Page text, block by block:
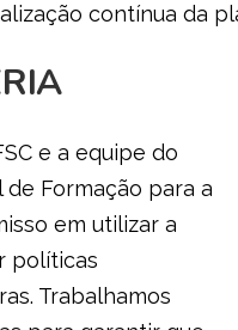
contínua da
e a equipe do
Formação para a
em utilizar a
políticas
Trabalhamos